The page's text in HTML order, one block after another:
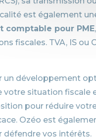
est également
comptable pour PME
fiscales. TVA, IS ou
un développement
votre situation fiscale
pour réduire
Ozéo est
défendre vos intérêts.